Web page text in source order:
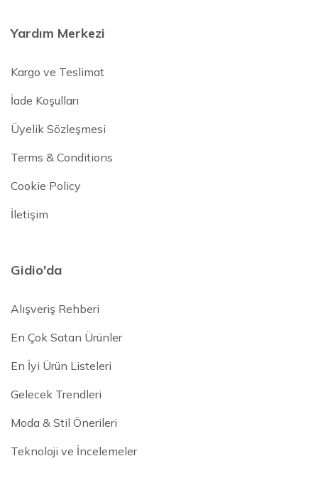
Yardım Merkezi
Kargo ve Teslimat
İade Koşulları
Üyelik Sözleşmesi
Terms & Conditions
Cookie Policy
İletişim
Gidio'da
Alışveriş Rehberi
En Çok Satan Ürünler
En İyi Ürün Listeleri
Gelecek Trendleri
Moda & Stil Önerileri
Teknoloji ve İncelemeler